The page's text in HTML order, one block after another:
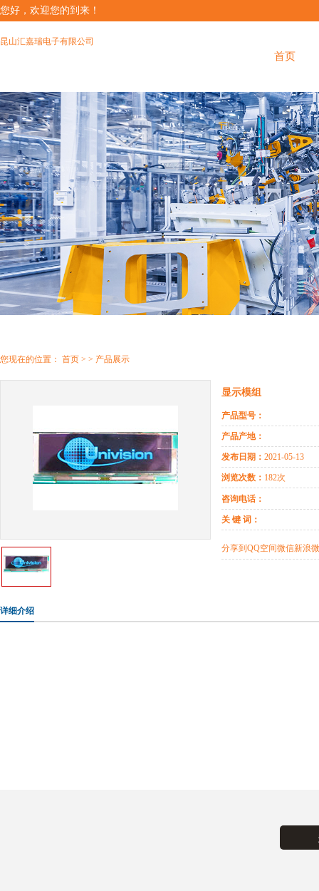
您好，欢迎您的到来！
昆山汇嘉瑞电子有限公司
首页
您现在的位置： 首页 > > 产品展示
显示模组
产品型号：
产品产地：
发布日期： 2021-05-13
浏览次数： 182次
咨询电话：
关 键 词：
分享到QQ空间微信新浪
详细介绍